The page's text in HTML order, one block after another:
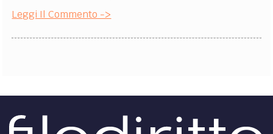
Leggi Il Commento ->